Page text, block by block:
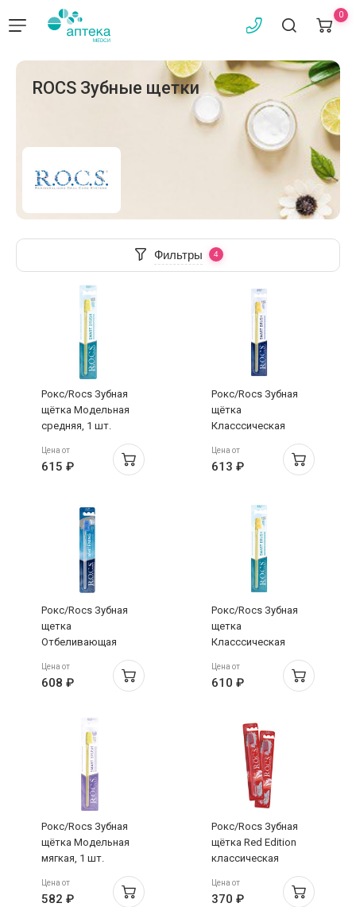
0
ROCS Зубные щетки
Фильтры
Рокс/Rocs Зубная
щётка Модельная
средняя, 1 шт.
Цена от
615 ₽
Рокс/Rocs Зубная
щётка
Класссическая
Цена от
613 ₽
Рокс/Rocs Зубная
щетка
Отбеливающая
Цена от
608 ₽
Рокс/Rocs Зубная
щетка
Класссическая
Цена от
610 ₽
Рокс/Rocs Зубная
щётка Модельная
мягкая, 1 шт.
Цена от
582 ₽
Рокс/Rocs Зубная
щётка Red Edition
классическая
Цена от
370 ₽